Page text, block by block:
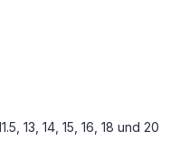
13, 14, 15, 16, 18 und 20